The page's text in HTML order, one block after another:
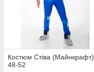
Костюм Стіва (Майнкрафт)
48-52